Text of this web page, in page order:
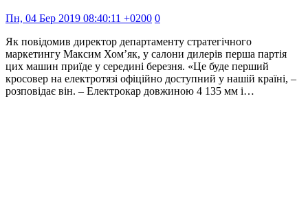
Пн, 04 Бер 2019 08:40:11 +0200 0
Як повідомив директор департаменту стратегічного
маркетингу Максим Хом’як, у салони дилерів перша партія
цих машин приїде у середині березня. «Це буде перший
кросовер на електротязі офіційно доступний у нашій країні, –
розповідає він. – Електрокар довжиною 4 135 мм і…